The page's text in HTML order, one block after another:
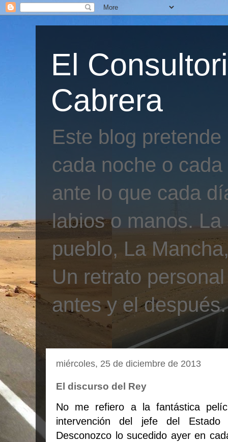
El
Cabrera
Este blog
cada noche o
ante lo que cada
labios o manos.
pueblo, La
Un retrato
antes y el después.
miércoles, 25 de diciembre de 2013
El discurso del Rey
No me refiero a la fantástica
intervención del jefe del
Desconozco lo sucedido ayer en